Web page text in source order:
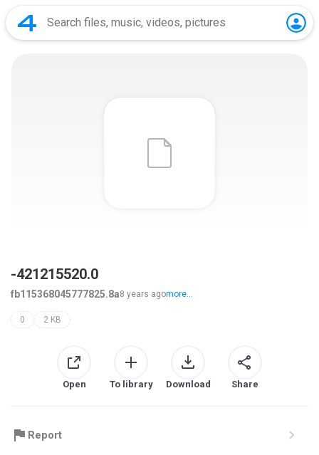
-421215520.0
fb115368045777825.8a8 years agomore...
0 2 KB
Open To library Download Share
Report